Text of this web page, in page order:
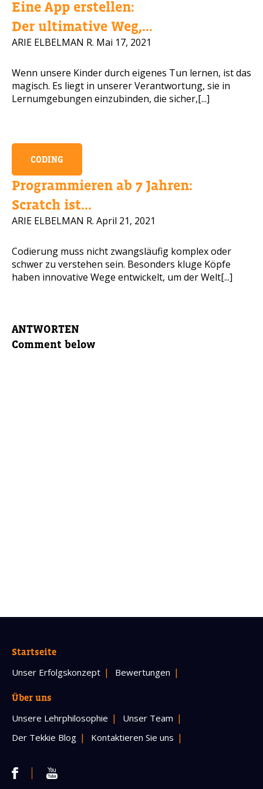
Eine App erstellen:
Der ultimative Weg,...
ARIE ELBELMAN R. Mai 17, 2021
Wenn unsere Kinder durch eigenes Tun lernen, ist das
magisch. Es liegt in unserer Verantwortung, sie in
Lernumgebungen einzubinden, die sicher,[...]
CODING
Programmieren ab 7 Jahren:
Scratch ist...
ARIE ELBELMAN R. April 21, 2021
Codierung muss nicht zwangsläufig komplex oder
schwer zu verstehen sein. Besonders kluge Köpfe
haben innovative Wege entwickelt, um der Welt[...]
ANTWORTEN
Comment below
Startseite
Unser Erfolgskonzept Bewertungen
Über uns
Unsere Lehrphilosophie
Unser Team
Der Tekkie Blog
Kontaktieren Sie uns
Handynummer
Lesen Sie unsere Datenschutzbestimmungen